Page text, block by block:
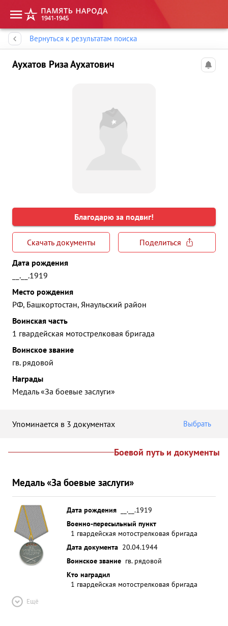
Вернуться к результатам поиска
Аухатов Риза Аухатович
Благодарю за подвиг!
Скачать документы
Поделиться
Дата рождения
__.__.1919
Место рождения
РФ, Башкортостан, Янаульский район
Воинская часть
1 гвардейская мотострелковая бригада
Воинское звание
гв. рядовой
Награды
Медаль «За боевые заслуги»
Упоминается в 3 документах Выбрать
Боевой путь и документы
Медаль «За боевые заслуги»
Дата рождения
__.__.1919
Военно-пересыльный пункт
1 гвардейская мотострелковая бригада
Дата документа 20.04.1944
Воинское звание гв. рядовой
Кто наградил
1 гвардейская мотострелковая бригада
Ещё
Память народа